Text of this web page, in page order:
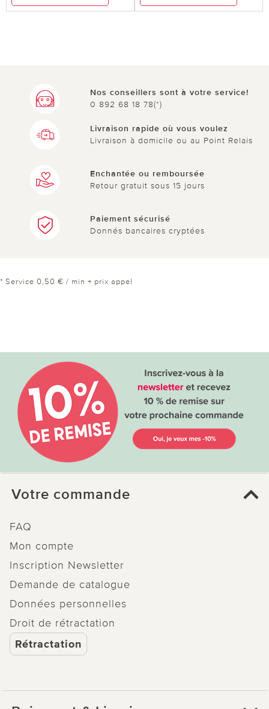
Nos conseillers sont à votre service!
0 892 68 18 78(*)
Livraison rapide où vous voulez
Livraison à domicile ou au Point Relais
Enchantée ou remboursée
Retour gratuit sous 15 jours
Paiement sécurisé
Donnés bancaires cryptées
* Service 0,50 € / min + prix appel
Votre commande
FAQ
Mon compte
Inscription Newsletter
Demande de catalogue
Données personnelles
Droit de rétractation
Rétractation